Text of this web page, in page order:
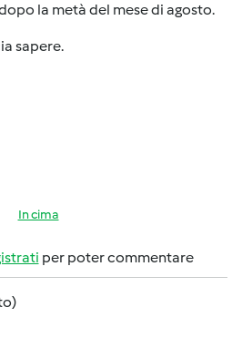
la metà del mese di agosto.
sapere.
In cima
per poter commentare